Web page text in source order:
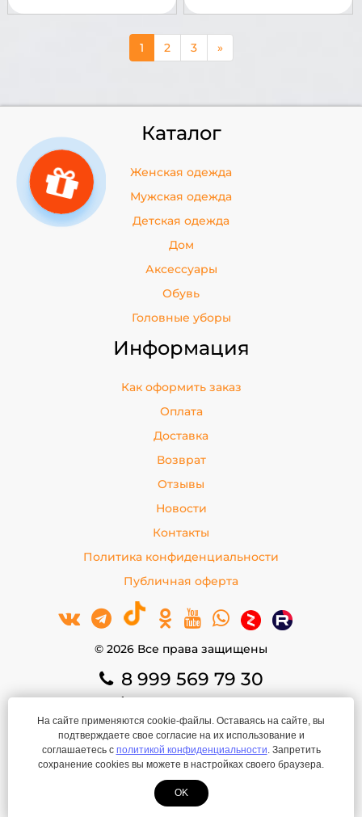
1 2 3 »
Каталог
Женская одежда
Мужская одежда
Детская одежда
Дом
Аксессуары
Обувь
Головные уборы
Информация
Как оформить заказ
Оплата
Доставка
Возврат
Отзывы
Новости
Контакты
Политика конфиденциальности
Публичная оферта
© 2026 Все права защищены
8 999 569 79 30
8 999 569 79 30
basko.rk@yandex.ru
ИП Покрышкина Е.В.
ИНН: 666301737001
ОГРНИП: 308667314400067
Создание сайта
—
На сайте применяются cookie-файлы. Оставаясь на сайте, вы
подтверждаете свое согласие на их использование и
соглашаетесь с политикой конфиденциальности. Запретить
сохранение cookies вы можете в настройках своего браузера.
OK